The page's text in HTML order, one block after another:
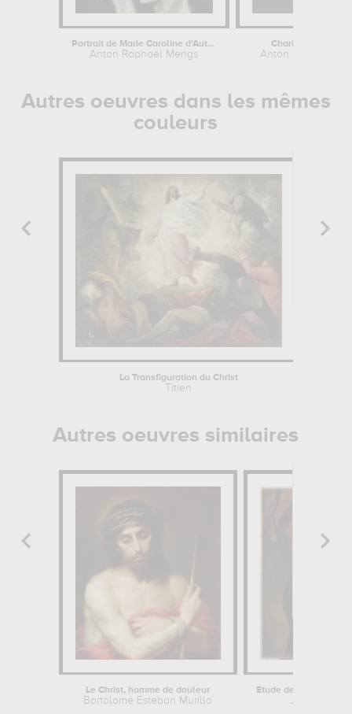
Portrait de Marie Caroline d'Autriche...
Anton Raphaël Mengs
Charles de
Anton Raphaël
Autres oeuvres dans les mêmes
couleurs
La Transfiguration du Christ
Titien
Autres oeuvres similaires
Le Christ, homme de douleur
Bartolomé Esteban Murillo
Etude de femme à
Jacob van